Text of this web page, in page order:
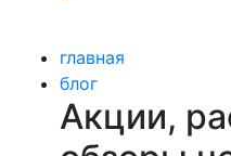
главная
блог
Акции,